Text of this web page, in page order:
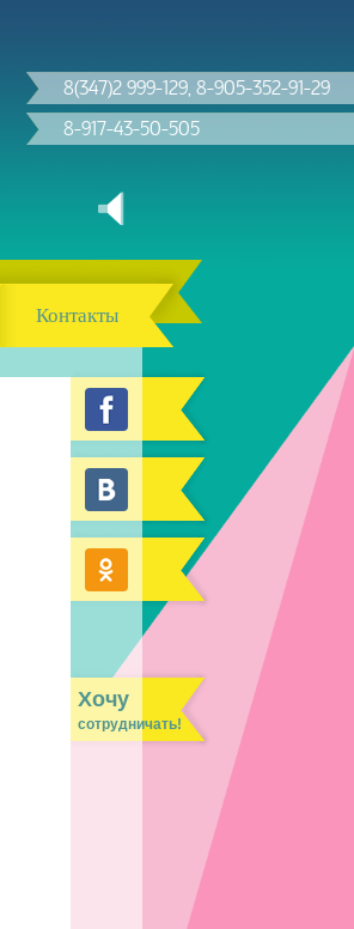
8(347)2 999-129, 8-905-352-91-29
8-917-43-50-505
Контакты
Хочу
сотрудничать!